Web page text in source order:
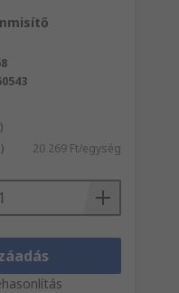
20 269 Ft/egység